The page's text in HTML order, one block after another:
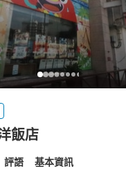
飯店
評語 基本資訊